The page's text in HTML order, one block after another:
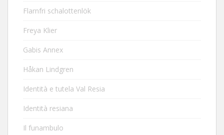
Flarnfri schalottenlök
Freya Klier
Gabis Annex
Håkan Lindgren
Identità e tutela Val Resia
Identità resiana
Il funambulo